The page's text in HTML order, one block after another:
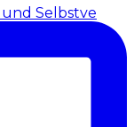
Selbstve